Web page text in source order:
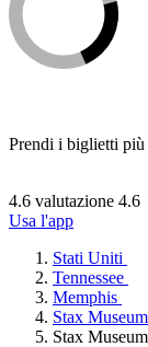
Prendi i biglietti più
4.6 valutazione 4.6
Usa l'app
Stati Uniti
Tennessee
Memphis
Stax
Stax